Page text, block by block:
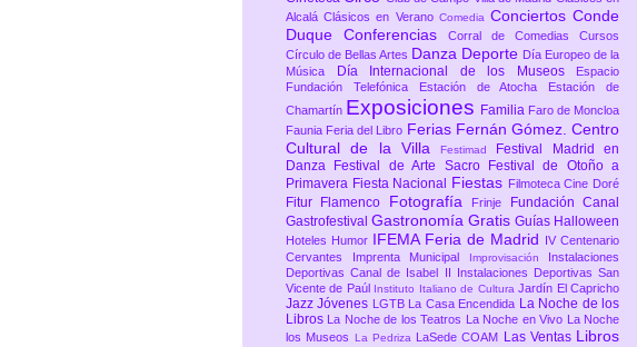
AlcaláClásicos en Verano Comedia ConciertosConde
Duque Conferencias Corral de Comedias Cursos
Círculo de Bellas Artes Danza Deporte Día Europeo de la
Música
Día Internacional de los Museos
Espacio
Fundación Telefónica
Estación de Atocha
Estación de
Chamartín Exposiciones Familia Faro de Moncloa
Faunia Feria del Libro Ferias Fernán Gómez. Centro
Cultural de la VillaFestimad
Festival Madrid en
Danza
Festival de Arte Sacro
Festival de Otoño a
Primavera Fiesta Nacional Fiestas Filmoteca Cine Doré
Fitur Flamenco Fotografía Frinje
Fundación Canal
Gastrofestival Gastronomía Gratis Guías Halloween
Hoteles Humor IFEMA Feria de Madrid
IV Centenario
Cervantes
Imprenta Municipal Improvisación
Instalaciones
Deportivas Canal de Isabel II
Instalaciones Deportivas San
Vicente de Paúl
Instituto Italiano de CulturaJardín El Capricho
JazzJóvenes LGTB La Casa Encendida La Noche de los
Libros
La Noche de los Teatros La Noche en Vivo
La Noche
los Museos
La Pedriza LaSede COAM Las Ventas Libros